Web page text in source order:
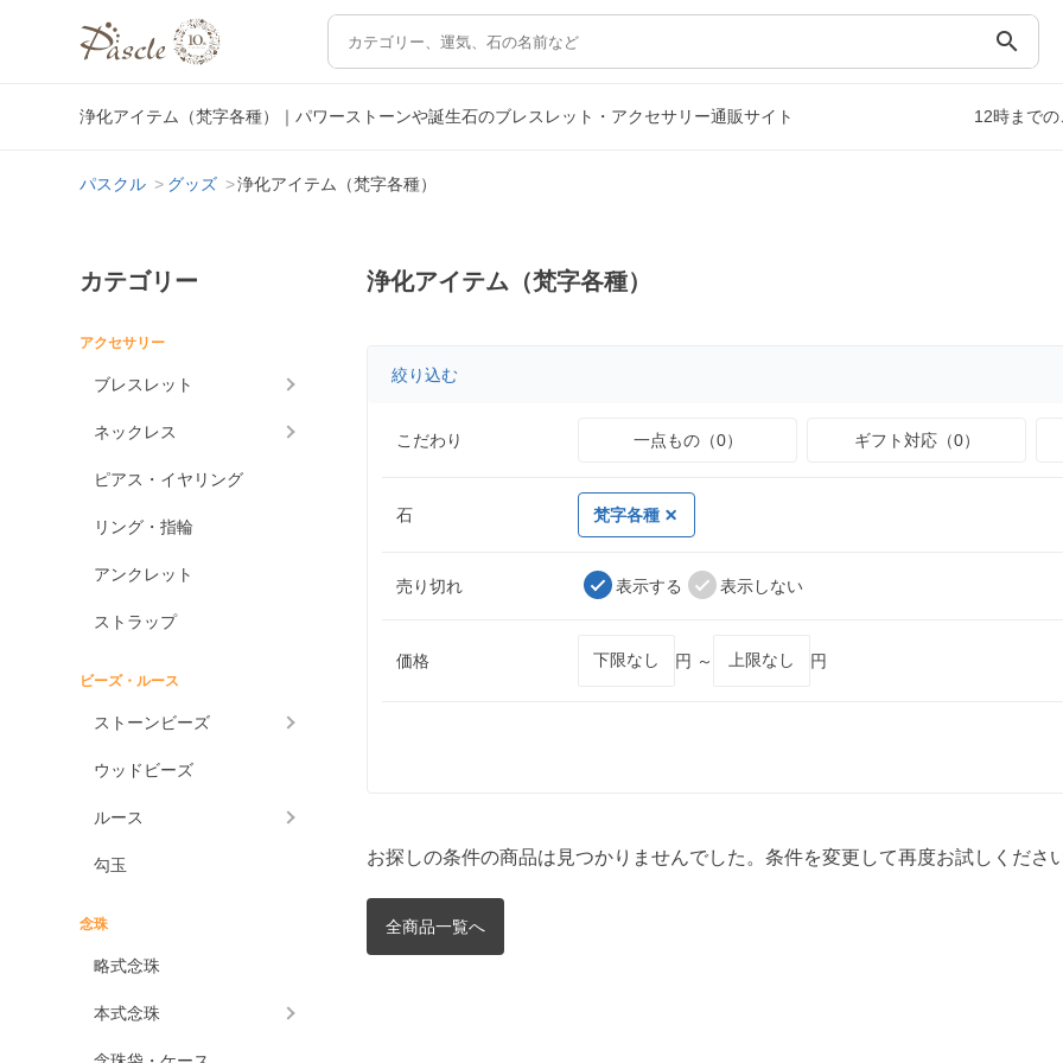
search
浄化アイテム（梵字各種）｜パワーストーンや誕生石のブレスレット・アクセサリー通販サイト 12時まで
パスクル グッズ 浄化アイテム（梵字各種）
カテゴリー
アクセサリー
ブレスレット
ネックレス
ピアス・イヤリング
リング・指輪
アンクレット
ストラップ
ビーズ・ルース
ストーンビーズ
ウッドビーズ
ルース
勾玉
念珠
略式念珠
本式念珠
浄化アイテム（梵字各種）
絞り込む
こだわり 一点もの（0） ギフト対応（0）
石 梵字各種
売り切れ 表示する 表示しない
価格 円 ～ 円
お探しの条件の商品は見つかりませんでした。条件を変更して再度お試しください
全商品一覧へ